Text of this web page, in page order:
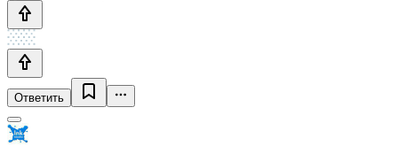
Ответить